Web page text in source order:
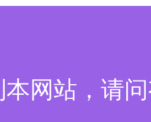
网站，请